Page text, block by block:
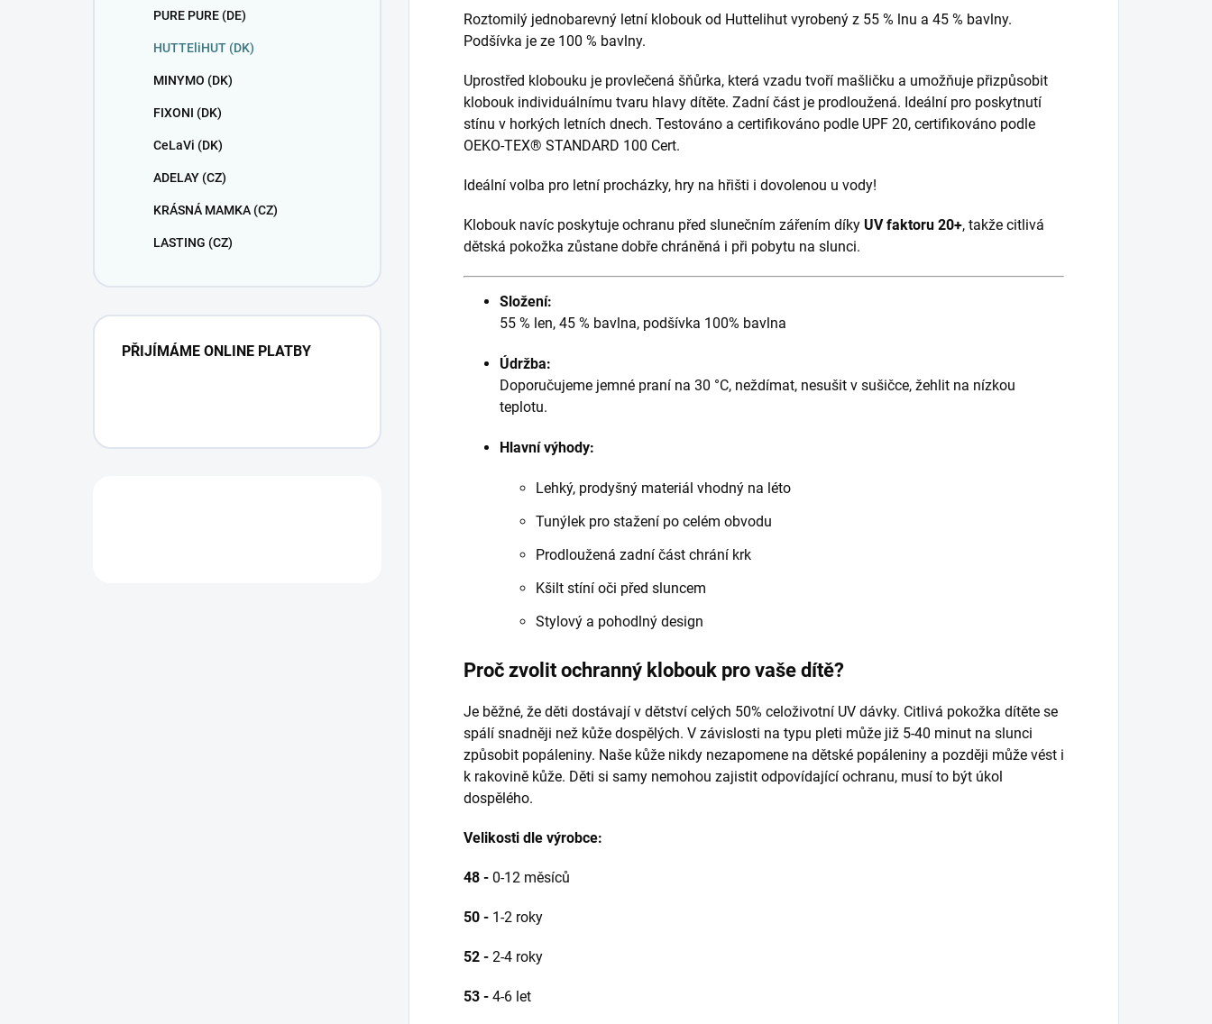
PURE PURE (DE)
HUTTEliHUT (DK)
MINYMO (DK)
FIXONI (DK)
CeLaVi (DK)
ADELAY (CZ)
KRÁSNÁ MAMKA (CZ)
LASTING (CZ)
PŘIJÍMÁME ONLINE PLATBY
Roztomilý jednobarevný letní klobouk od Huttelihut vyrobený z 55 % lnu a 45 % bavlny.
Podšívka je ze 100 % bavlny.
Uprostřed klobouku je provlečená šňůrka, která vzadu tvoří mašličku a umožňuje přizpůsobit
klobouk individuálnímu tvaru hlavy dítěte. Zadní část je prodloužená. Ideální pro poskytnutí
stínu v horkých letních dnech. Testováno a certifikováno podle UPF 20, certifikováno podle
OEKO-TEX® STANDARD 100 Cert.
Ideální volba pro letní procházky, hry na hřišti i dovolenou u vody!
Klobouk navíc poskytuje ochranu před slunečním zářením díky UV faktoru 20+, takže citlivá
dětská pokožka zůstane dobře chráněná i při pobytu na slunci.
Složení:
55 % len, 45 % bavlna, podšívka 100% bavlna
Údržba:
Doporučujeme jemné praní na 30 °C, neždímat, nesušit v sušičce, žehlit na nízkou
teplotu.
Hlavní výhody:
Lehký, prodyšný materiál vhodný na léto
Tunýlek pro stažení po celém obvodu
Prodloužená zadní část chrání krk
Kšilt stíní oči před sluncem
Stylový a pohodlný design
Proč zvolit ochranný klobouk pro vaše dítě?
Je běžné, že děti dostávají v dětství celých 50% celoživotní UV dávky. Citlivá pokožka dítěte se
spálí snadněji než kůže dospělých. V závislosti na typu pleti může již 5-40 minut na slunci
způsobit popáleniny. Naše kůže nikdy nezapomene na dětské popáleniny a později může vést i
k rakovině kůže. Děti si samy nemohou zajistit odpovídající ochranu, musí to být úkol
dospělého.
Velikosti dle výrobce:
48 - 0-12 měsíců
50 - 1-2 roky
52 - 2-4 roky
53 - 4-6 let